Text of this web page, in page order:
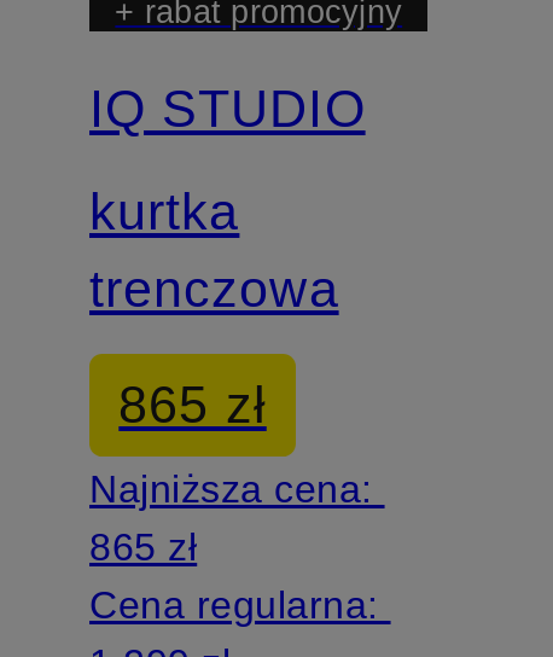
+ rabat promocyjny
IQ STUDIO
kurtka
trenczowa
865 zł
Najniższa cena:
865 zł
Cena regularna: